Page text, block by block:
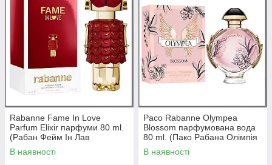
Rabanne Fame In Love
Parfum Elixir парфуми 80 ml.
(Рабан Фейм Ін Лав
Парфуми Еліксир)
В наявності
Paco Rabanne Olympea
Blossom парфумована вода
80 ml. (Пако Рабана Олімпія
Блосум)
В наявності